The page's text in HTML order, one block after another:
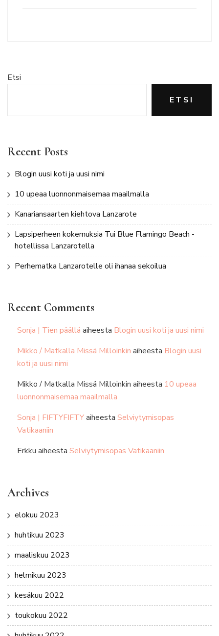
Etsi
ETSI
Recent Posts
Blogin uusi koti ja uusi nimi
10 upeaa luonnonmaisemaa maailmalla
Kanariansaarten kiehtova Lanzarote
Lapsiperheen kokemuksia Tui Blue Flamingo Beach -
hotellissa Lanzarotella
Perhematka Lanzarotelle oli ihanaa sekoilua
Recent Comments
Sonja | Tien päällä aiheesta Blogin uusi koti ja uusi nimi
Mikko / Matkalla Missä Milloinkin aiheesta Blogin uusi
koti ja uusi nimi
Mikko / Matkalla Missä Milloinkin aiheesta 10 upeaa
luonnonmaisemaa maailmalla
Sonja | FIFTYFIFTYaiheesta Selviytymisopas
Vatikaaniin
Erkku aiheesta Selviytymisopas Vatikaaniin
Archives
elokuu 2023
huhtikuu 2023
maaliskuu 2023
helmikuu 2023
kesäkuu 2022
toukokuu 2022